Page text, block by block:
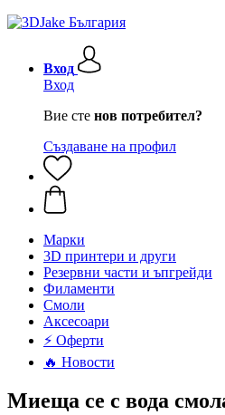
Вход
Вход
Вие сте нов потребител?
Създаване на профил
Mарки
3D принтери и други
Резервни части и ъпгрейди
Филаменти
Смоли
Аксесоари
⚡ Оферти
🔥 Новости
Миеща се с вода